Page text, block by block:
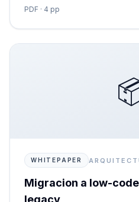
PDF · 4 pp
WHITEPAPER
Migracion a low-
legacy